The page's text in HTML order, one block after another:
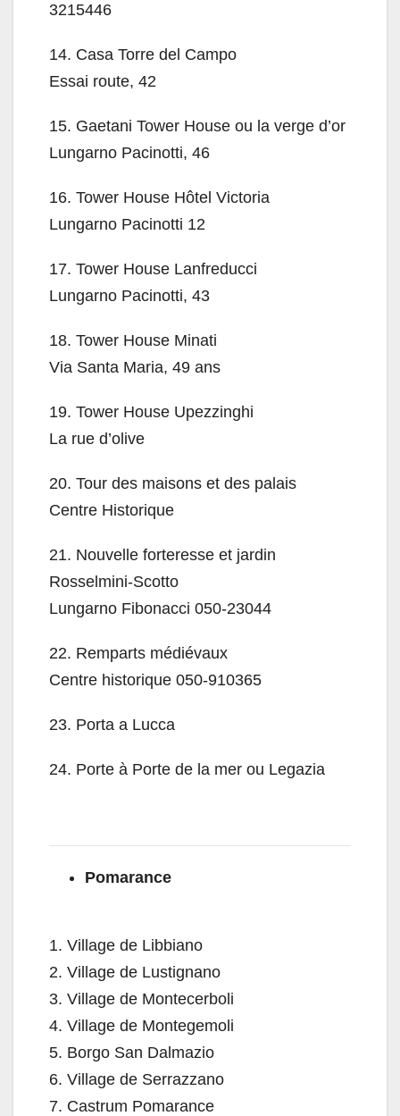
3215446
14. Casa Torre del Campo
Essai route, 42
15. Gaetani Tower House ou la verge d’or
Lungarno Pacinotti, 46
16. Tower House Hôtel Victoria
Lungarno Pacinotti 12
17. Tower House Lanfreducci
Lungarno Pacinotti, 43
18. Tower House Minati
Via Santa Maria, 49 ans
19. Tower House Upezzinghi
La rue d’olive
20. Tour des maisons et des palais
Centre Historique
21. Nouvelle forteresse et jardin
Rosselmini-Scotto
Lungarno Fibonacci 050-23044
22. Remparts médiévaux
Centre historique 050-910365
23. Porta a Lucca
24. Porte à Porte de la mer ou Legazia
Pomarance
1. Village de Libbiano
2. Village de Lustignano
3. Village de Montecerboli
4. Village de Montegemoli
5. Borgo San Dalmazio
6. Village de Serrazzano
7. Castrum Pomarance